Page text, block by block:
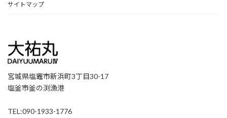
サイトマップ
宮城県塩竈市新浜町3丁目30-17
塩釜市釜の渕漁港
TEL:090-1933-1776